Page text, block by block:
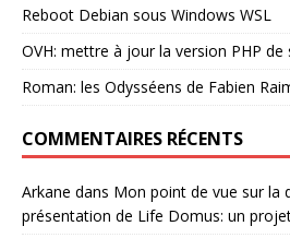
Reboot Debian sous Windows WSL
OVH: mettre à jour la version PHP de
Roman: les Odysséens de Fabien
COMMENTAIRES RÉCENTS
Arkane dans Mon point de vue sur la
présentation de Life Domus: un